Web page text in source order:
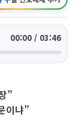
00:00 / 03:46
”
이냐”